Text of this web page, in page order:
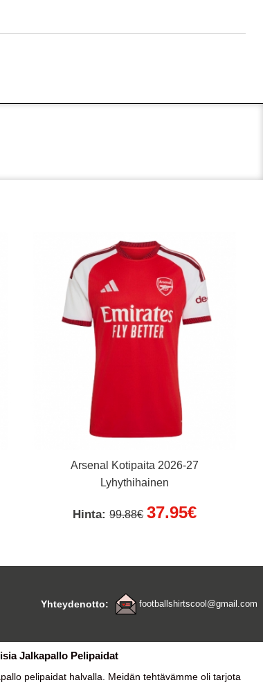
Arsenal Kotipaita 2026-27
Lyhythihainen
Hinta:99.88€ 37.95€
Yhteydenotto: footballshirtscool@gmail.com
Jalkapallo Pelipaidat
pelipaidat halvalla. Meidän tehtävämme oli tarjota